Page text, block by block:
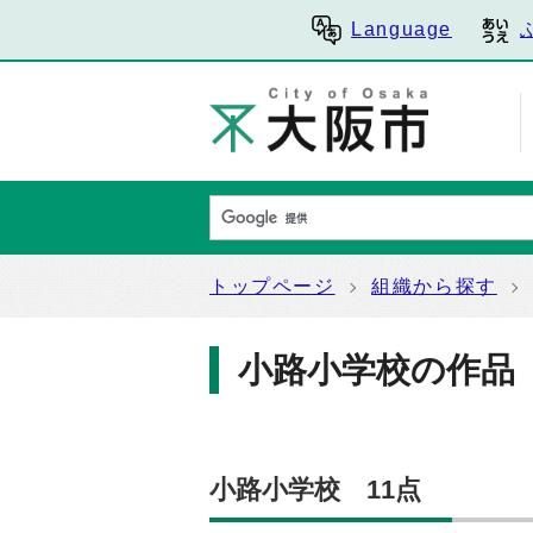
Language
トップページ 組織から探す
小路小学校の作品
小路小学校 11点